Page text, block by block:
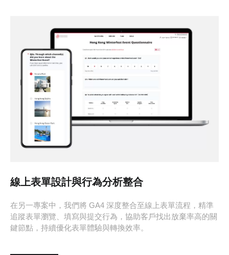
線上表單設計與行為分析整合
在另一專案中，我們將 GA4 深度整合至線上表單流程，精準
追蹤表單瀏覽、填寫與提交行為，協助客戶找出放棄率高的關
鍵節點，持續優化表單體驗與轉換效率。